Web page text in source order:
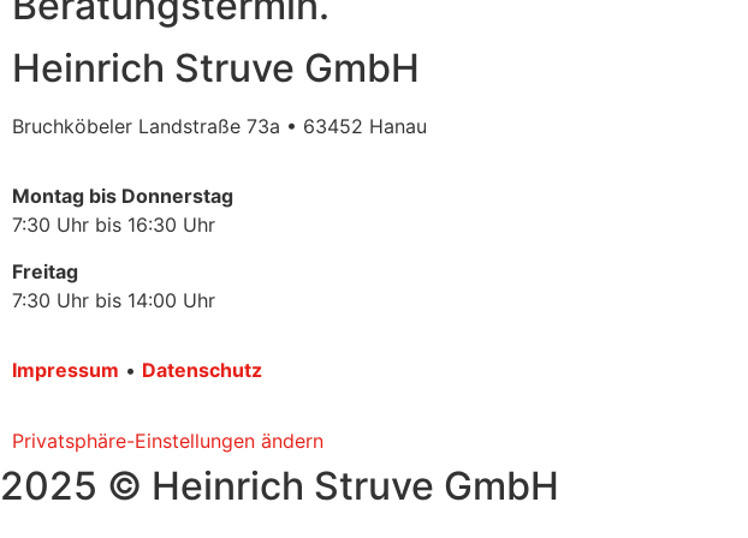
Heinrich Struve GmbH
Bruchköbeler Landstraße 73a • 63452 Hanau
Montag bis Donnerstag
7:30 Uhr bis 16:30 Uhr
Freitag
7:30 Uhr bis 14:00 Uhr
Impressum • Datenschutz
Privatsphäre-Einstellungen ändern
2025 © Heinrich Struve GmbH